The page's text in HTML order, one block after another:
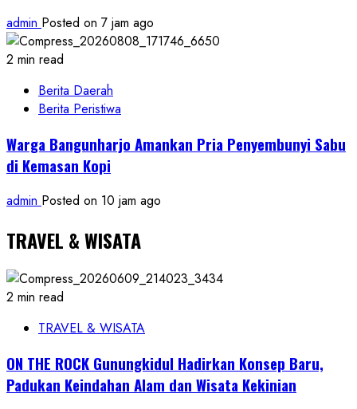
admin Posted on 7 jam ago
2 min read
Berita Daerah
Berita Peristiwa
Warga Bangunharjo Amankan Pria Penyembunyi Sabu
di Kemasan Kopi
admin Posted on 10 jam ago
TRAVEL & WISATA
2 min read
TRAVEL & WISATA
ON THE ROCK Gunungkidul Hadirkan Konsep Baru,
Padukan Keindahan Alam dan Wisata Kekinian